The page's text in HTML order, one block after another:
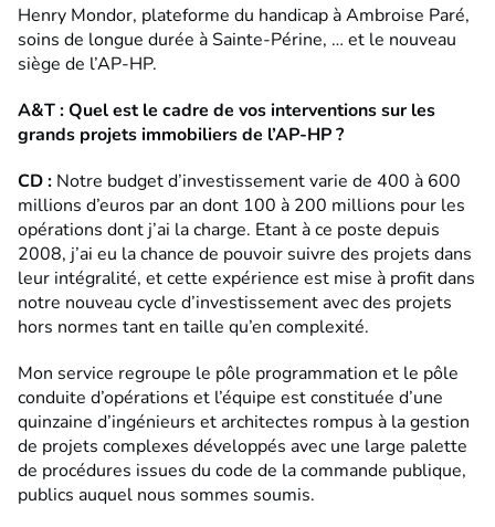
Henry Mondor, plateforme du handicap à Ambroise Paré,
soins de longue durée à Sainte-Périne, … et le nouveau
siège de l’AP-HP.
A&T : Quel est le cadre de vos interventions sur les
grands projets immobiliers de l’AP-HP ?
CD : Notre budget d’investissement varie de 400 à 600
millions d’euros par an dont 100 à 200 millions pour les
opérations dont j’ai la charge. Etant à ce poste depuis
2008, j’ai eu la chance de pouvoir suivre des projets dans
leur intégralité, et cette expérience est mise à profit dans
notre nouveau cycle d’investissement avec des projets
hors normes tant en taille qu’en complexité.
Mon service regroupe le pôle programmation et le pôle
conduite d’opérations et l’équipe est constituée d’une
quinzaine d’ingénieurs et architectes rompus à la gestion
de projets complexes développés avec une large palette
de procédures issues du code de la commande publique,
publics auquel nous sommes soumis.